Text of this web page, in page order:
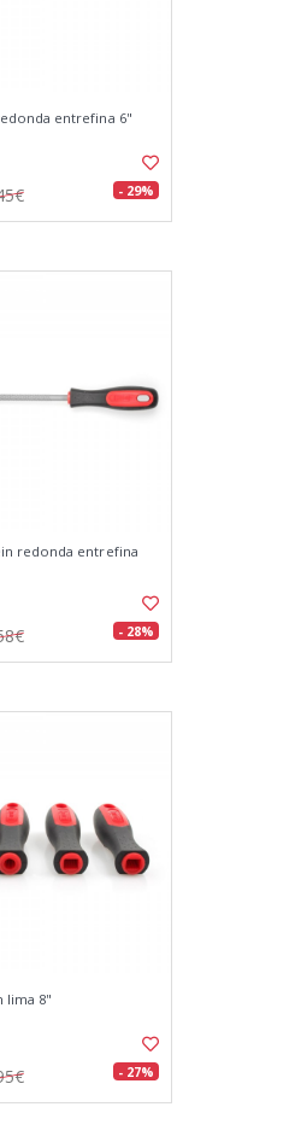
entrefina 6"
- 29%
redonda entrefina
- 28%
lima 8"
- 27%